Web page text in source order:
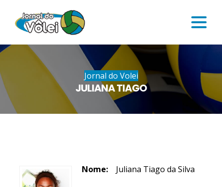
Jornal do Volei
JULIANA TIAGO
Nome: Juliana Tiago da Silva